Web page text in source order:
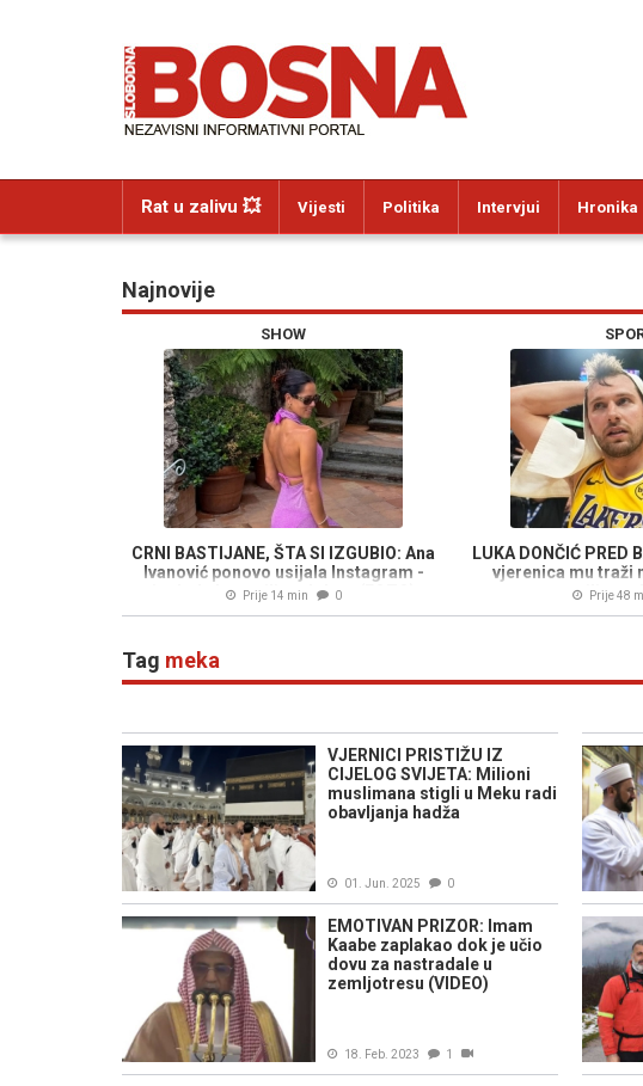
Rat u zalivu 💥 Vijesti Politika Intervjui Hronika
Najnovije
SHOW
CRNI BASTIJANE, ŠTA SI IZGUBIO: Ana
Ivanović ponovo usijala Instagram -
izgleda kao milion dolara (FOTO)
Prije 14 min 0
LUKA DONČIĆ PRED
vjerenica mu traži
miliona
Prije 48
Tag meka
VJERNICI PRISTIŽU IZ
CIJELOG SVIJETA: Milioni
muslimana stigli u Meku radi
obavljanja hadža
01. Jun. 2025 0
EMOTIVAN PRIZOR: Imam
Kaabe zaplakao dok je učio
dovu za nastradale u
zemljotresu (VIDEO)
18. Feb. 2023 1